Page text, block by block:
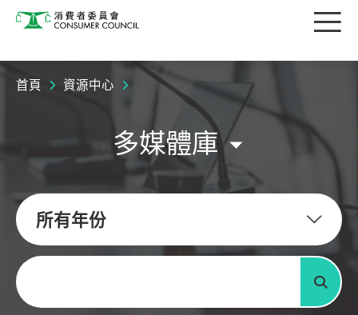
消費者委員會 目
首頁 資源中心
多媒體庫
所有年份
關鍵字
搜尋